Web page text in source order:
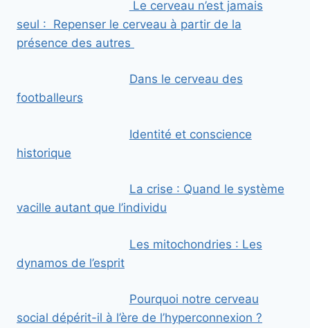
Le cerveau n’est jamais
seul : Repenser le cerveau à partir de la
présence des autres
Dans le cerveau des
footballeurs
Identité et conscience
historique
La crise : Quand le système
vacille autant que l’individu
Les mitochondries : Les
dynamos de l’esprit
Pourquoi notre cerveau
social dépérit-il à l’ère de l’hyperconnexion ?